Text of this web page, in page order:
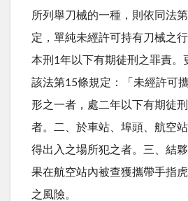
所列舉刀械的一種，則依同法
定，單純未經許可持有刀械之
本刑1年以下有期徒刑之罪責。
該法第15條規定：「未經許可
形之一者，處二年以下有期徒
者。二、於車站、埠頭、航空
得出入之場所犯之者。三、結
果在航空站內被查獲攜帶手指
之風險。